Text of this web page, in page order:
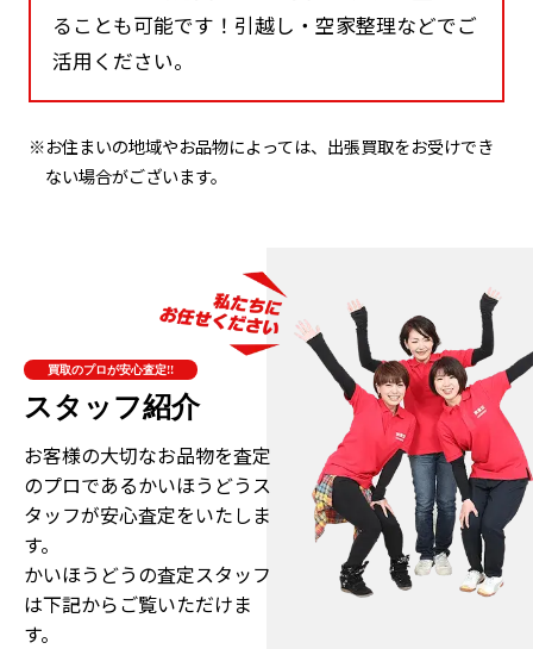
ることも可能です！引越し・空家整理などでご
活用ください。
※お住まいの地域やお品物によっては、出張買取をお受けでき
ない場合がございます。
買取のプロが安心査定!!
スタッフ紹介
お客様の大切なお品物を査定
のプロであるかいほうどうス
タッフが安心査定をいたしま
す。
かいほうどうの査定スタッフ
は下記からご覧いただけま
す。